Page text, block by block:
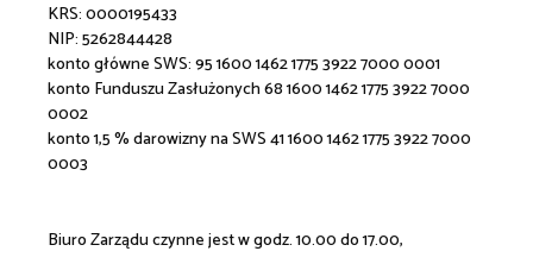
KRS: 0000195433
NIP: 5262844428
konto główne SWS:95 1600 1462 1775 3922 7000 0001
konto Funduszu Zasłużonych 68 1600 1462 1775 3922 7000
0002
konto 1,5 % darowizny na SWS 41 1600 1462 1775 3922 7000
0003
Biuro Zarządu czynne jest w godz. 10.00 do 17.00,